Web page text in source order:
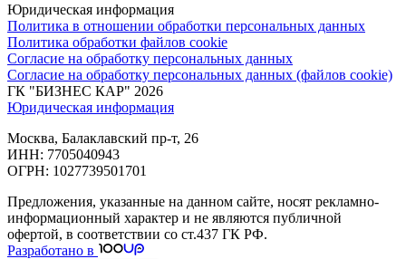
Юридическая информация
Политика в отношении обработки персональных данных
Политика обработки файлов cookie
Согласие на обработку персональных данных
Согласие на обработку персональных данных (файлов cookie)
ГК "БИЗНЕС КАР" 2026
Юридическая информация
Москва, Балаклавский пр-т, 26
ИНН: 7705040943
ОГРН: 1027739501701
Предложения, указанные на данном сайте, носят рекламно-
информационный характер и не являются публичной
офертой, в соответствии со ст.437 ГК РФ.
Разработано в